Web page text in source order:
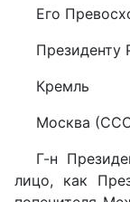
Его
Президенту
Кремль
Москва
Г-н
лицо, как